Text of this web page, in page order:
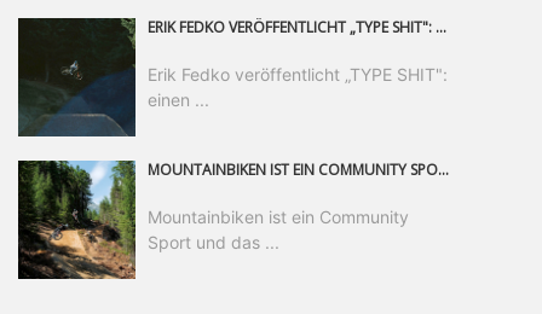
ERIK FEDKO VERÖFFENTLICHT „TYPE SHIT": EINEN 23-MINÜTIGEN MOUNTAINBIKE-FILM, ÜBER DREI JAHRE RUND UM DIE WELT GEDREHT. ZEITGLEICH LAUNCHT ER DIE GLEICHNAMIGE KOLLEKTION SEINER BRAND TYPE. EIN SEGMENT DES FILMS ERSCHEINT SEPARAT AUF RED BULL BIKE.
Erik Fedko veröffentlicht „TYPE SHIT":
einen ...
MOUNTAINBIKEN IST EIN COMMUNITY SPORT UND DAS BEWEIST SICH IN DER BIKE REPUBLIC SÖLDEN GERADE EINDRUCKSVOLL AUF ALLEN LEVELN. FREERIDE PROFI, SHAPERIN UND FRISCH GEWÄHLTE SWATCH NINES MVP VERO SANDLER IST BEGEISTERT VON DER VIELFALT DER BIKE DESTINATION, DER NEUEN JUMPLINE UND PLÄDIERT FÜR MUT BEI (FRAUEN) COMMUNITIES. VERO UND IHR VERLOBTER SAM HODGES VERBRINGEN MEHRERE MONATE IN DER BIKE REPUBLIC UND LASSEN UNS DARAN TEILHABEN. UM COMMUNITY GEHT ES AUCH BEI DER PARTNERSCHAFT ZWISCHEN SÖLDEN UND DEM NEUEN RIDERS PARK DONOVALY IN DER SLOWAKEI: DER DORTIGE TOURISMUSDIREKTOR JIRI PEC IST ÜBERZEUGT: VON MEHR BIKEPARKS PROFITIERT DIE GANZE MTB-SZENE – UND MIT DOMINIK LINSER, GESCHÄFTSFÜHRER DER BRS, HAT ER DAMIT DEN PERFEKTEN PARTNER GEFUNDEN.
Mountainbiken ist ein Community
Sport und das ...